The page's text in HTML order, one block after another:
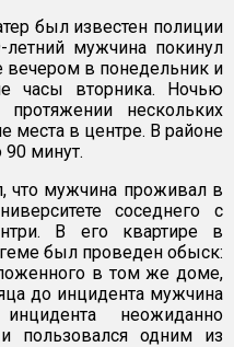
был известен полиции
летний мужчина покинул
в понедельник и
часы вторника. Ночью
нескольких
места в центре. В районе
90 минут.
что мужчина проживал в
соседнего с
В его квартире в
был проведен обыск:
в том же доме,
до инцидента мужчина
неожиданно
пользовался одним из